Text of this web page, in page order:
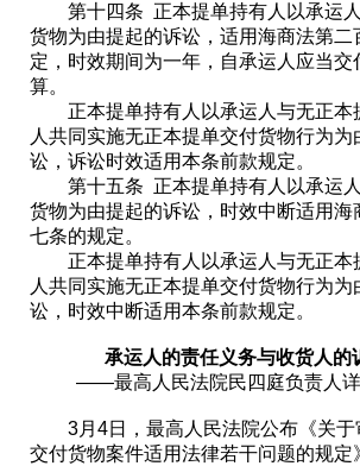
第十四条 正本提单持有人以承运人
货物为由提起的诉讼，适用海商法第二
定，时效期间为一年，自承运人应当交
算。
正本提单持有人以承运人与无正本
人共同实施无正本提单交付货物行为为
讼，诉讼时效适用本条前款规定。
第十五条 正本提单持有人以承运人
货物为由提起的诉讼，时效中断适用海
七条的规定。
正本提单持有人以承运人与无正本
人共同实施无正本提单交付货物行为为
讼，时效中断适用本条前款规定。
承运人的责任义务与收货人的
——最高人民法院民四庭负责人详
3月4日，最高人民法院公布《关于
交付货物案件适用法律若干问题的规定